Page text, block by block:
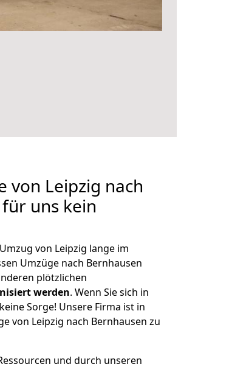
von Leipzig nach
uns kein
von Leipzig lange im
Umzüge nach Bernhausen
plötzlichen
werden. Wenn Sie sich in
Sorge! Unsere Firma ist in
von Leipzig nach Bernhausen zu
und durch unseren